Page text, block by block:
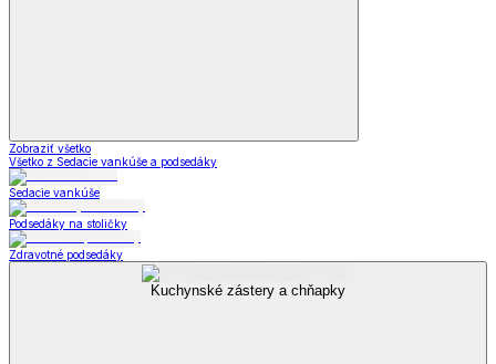
Zobraziť všetko
Všetko z Sedacie vankúše a podsedáky
Sedacie vankúše
Podsedáky na stoličky
Zdravotné podsedáky
Kuchynské zástery a chňapky